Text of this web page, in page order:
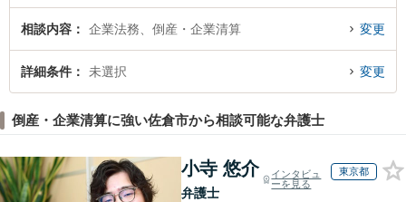
のトラブル解決の実績豊富な近くの弁護士を検索したい』『初回相談無料で倒
産・企業清算を法律相談できる佐倉市内の弁護士に相談予約したい』などでお
困りの相談者さんにおすすめです。
相談内容 企業法務、倒産・企業清算 変更
詳細条件 未選択 変更
倒産・企業清算に強い佐倉市から相談可能な弁護士
小寺 悠介
弁護士
インタビュ
ーを見る
東京都